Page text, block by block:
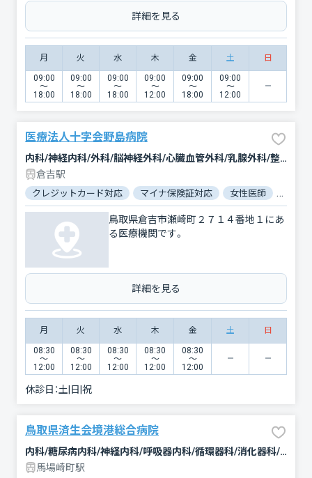
詳細を見る
月 火 水 木 金 土 日
09:00
〜
18:00
09:00
〜
18:00
09:00
〜
18:00
09:00
〜
12:00
09:00
〜
18:00
09:00
〜
12:00
医療法人十字会野島病院
内科/神経内科/外科/脳神経外科/心臓血管外科/乳腺外科/整形外科/形成外科/消化器科/肛門科/婦人科/眼科/耳鼻咽喉科/泌尿器科/精神科・神経科/心療内科/リハビリテーション/放射線科/麻酔科
倉吉駅
クレジットカード対応 マイナ保険証対応 女性医師
鳥取県倉吉市瀬崎町２７１４番地１にあ
る医療機関です。
詳細を見る
月 火 水 木 金 土 日
08:30
〜
12:00
08:30
〜
12:00
08:30
〜
12:00
08:30
〜
12:00
08:30
〜
12:00
休診日：土|日|祝
鳥取県済生会境港総合病院
内科/糖尿病内科/神経内科/呼吸器内科/循環器科/消化器科/外科/脳神経外科/整形外科/形成外科/小児科/婦人科/眼科/耳鼻咽喉科/泌尿器科/精神科・神経科/放射線科/麻酔科
馬場崎町駅